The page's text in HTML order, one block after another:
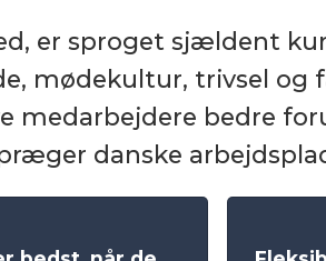
er sproget sjældent
mødekultur, trivsel og
medarbejdere bedre
danske